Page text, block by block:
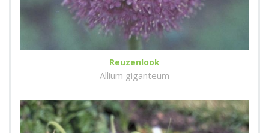
Reuzenlook
Allium giganteum